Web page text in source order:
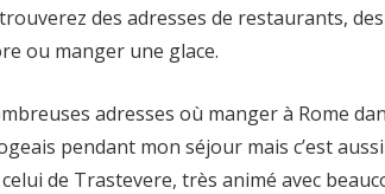
des adresses de restaurants,
ou manger une glace.
adresses où manger à Rome
pendant mon séjour mais c’est
de Trastevere, très animé avec